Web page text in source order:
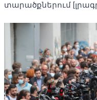
տարածքներում